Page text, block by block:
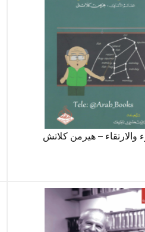
والارتقاء – هيرمن كلاتش